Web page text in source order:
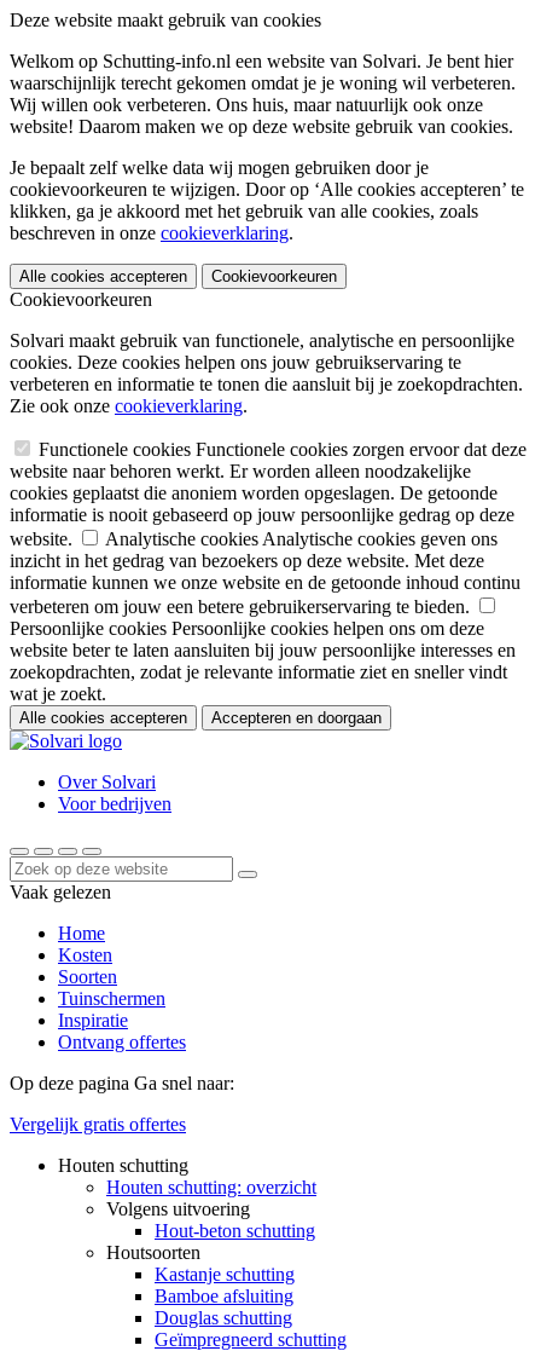
Deze website maakt gebruik van cookies
Welkom op Schutting-info.nl een website van Solvari. Je bent hier
waarschijnlijk terecht gekomen omdat je je woning wil verbeteren.
Wij willen ook verbeteren. Ons huis, maar natuurlijk ook onze
website! Daarom maken we op deze website gebruik van cookies.
Je bepaalt zelf welke data wij mogen gebruiken door je
cookievoorkeuren te wijzigen. Door op ‘Alle cookies accepteren’ te
klikken, ga je akkoord met het gebruik van alle cookies, zoals
beschreven in onze cookieverklaring.
Alle cookies accepteren Cookievoorkeuren
Cookievoorkeuren
Solvari maakt gebruik van functionele, analytische en persoonlijke
cookies. Deze cookies helpen ons jouw gebruikservaring te
verbeteren en informatie te tonen die aansluit bij je zoekopdrachten.
Zie ook onze cookieverklaring.
Functionele cookies Functionele cookies zorgen ervoor dat deze
website naar behoren werkt. Er worden alleen noodzakelijke
cookies geplaatst die anoniem worden opgeslagen. De getoonde
informatie is nooit gebaseerd op jouw persoonlijke gedrag op deze
website.
Analytische cookies Analytische cookies geven ons
inzicht in het gedrag van bezoekers op deze website. Met deze
informatie kunnen we onze website en de getoonde inhoud continu
verbeteren om jouw een betere gebruikerservaring te bieden.
Persoonlijke cookies Persoonlijke cookies helpen ons om deze
website beter te laten aansluiten bij jouw persoonlijke interesses en
zoekopdrachten, zodat je relevante informatie ziet en sneller vindt
wat je zoekt.
Alle cookies accepteren Accepteren en doorgaan
Over Solvari
Voor bedrijven
Vaak gelezen
Home
Kosten
Soorten
Tuinschermen
Inspiratie
Ontvang offertes
Op deze pagina Ga snel naar:
Vergelijk gratis offertes
Houten schutting
Houten schutting: overzicht
Volgens uitvoering
Hout-beton schutting
Houtsoorten
Kastanje schutting
Bamboe afsluiting
Douglas schutting
Geïmpregneerd schutting